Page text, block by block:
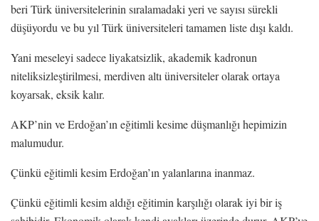
beri Türk üniversitelerinin sıralamadaki yeri ve sayısı sürekli
düşüyordu ve bu yıl Türk üniversiteleri tamamen liste dışı kaldı.
Yani meseleyi sadece liyakatsizlik, akademik kadronun
niteliksizleştirilmesi, merdiven altı üniversiteler olarak ortaya
koyarsak, eksik kalır.
AKP’nin ve Erdoğan’ın eğitimli kesime düşmanlığı hepimizin
malumudur.
Çünkü eğitimli kesim Erdoğan’ın yalanlarına inanmaz.
Çünkü eğitimli kesim aldığı eğitimin karşılığı olarak iyi bir iş